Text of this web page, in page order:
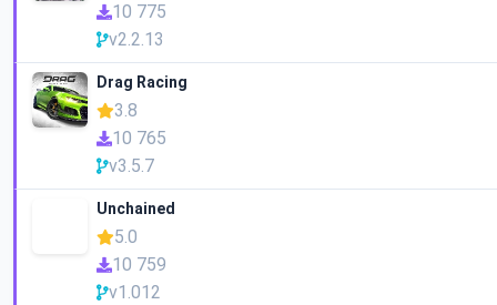
10 775
v2.2.13
Drag Racing
3.8
10 765
v3.5.7
Unchained
5.0
10 759
v1.012